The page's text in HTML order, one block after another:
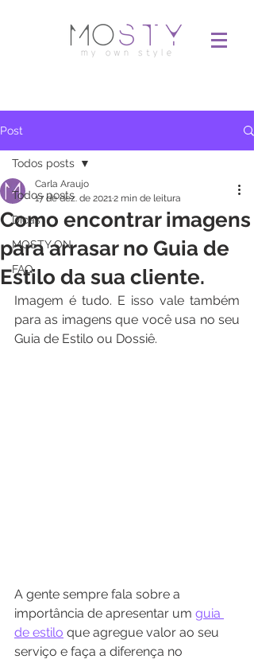
Post
Todos posts
Dicas
MOSTY ON
FAQ
Todos posts
Como encontrar imagens
para arrasar no Guia de
Estilo da sua cliente.
Carla Araujo
17 de dez. de 20212 min de leitura
Imagem é tudo. E isso vale também
para as imagens que você usa no seu
Guia de Estilo ou Dossiê.
A gente sempre fala sobre a
importância de apresentar um guia
de estilo que agregue valor ao seu
serviço e faça a diferença no